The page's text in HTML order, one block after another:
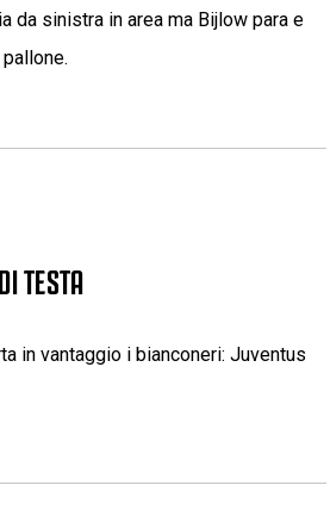
da sinistra in area ma Bijlow para e
TESTA
in vantaggio i bianconeri: Juventus